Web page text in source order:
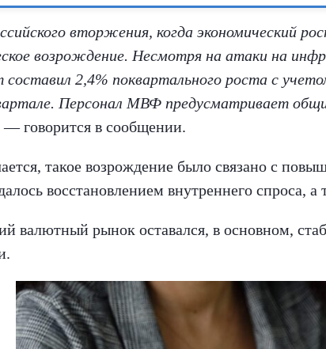
вторжения, когда экономический
возрождение. Несмотря на атаки на
составил 2,4% поквартального роста с
Персонал МВФ предусматривает
— говорится в сообщении.
такое возрождение было связано с
восстановлением внутреннего спроса,
валютный рынок оставался, в основном,